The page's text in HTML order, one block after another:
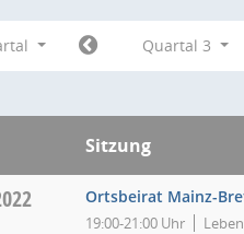
Quartal 3
Sitzung
Ortsbeirat Mainz-
19:00-21:00 Uhr